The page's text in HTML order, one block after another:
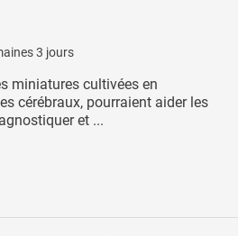
3 jours
miniatures cultivées en
cérébraux, pourraient aider les
et ...